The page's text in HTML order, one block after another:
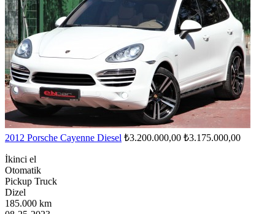
2012 Porsche Cayenne Diesel ₺3.200.000,00 ₺3.175.000,00
İkinci el
Otomatik
Pickup Truck
Dizel
185.000 km